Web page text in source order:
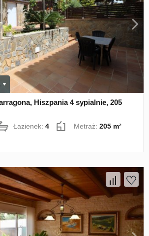
Hiszpania 4 sypialnie, 205
Łazienek:4 Metraż:205 m²